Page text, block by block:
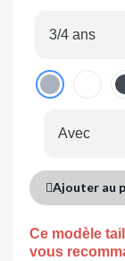
Ce modèle
vous
Ajouter au